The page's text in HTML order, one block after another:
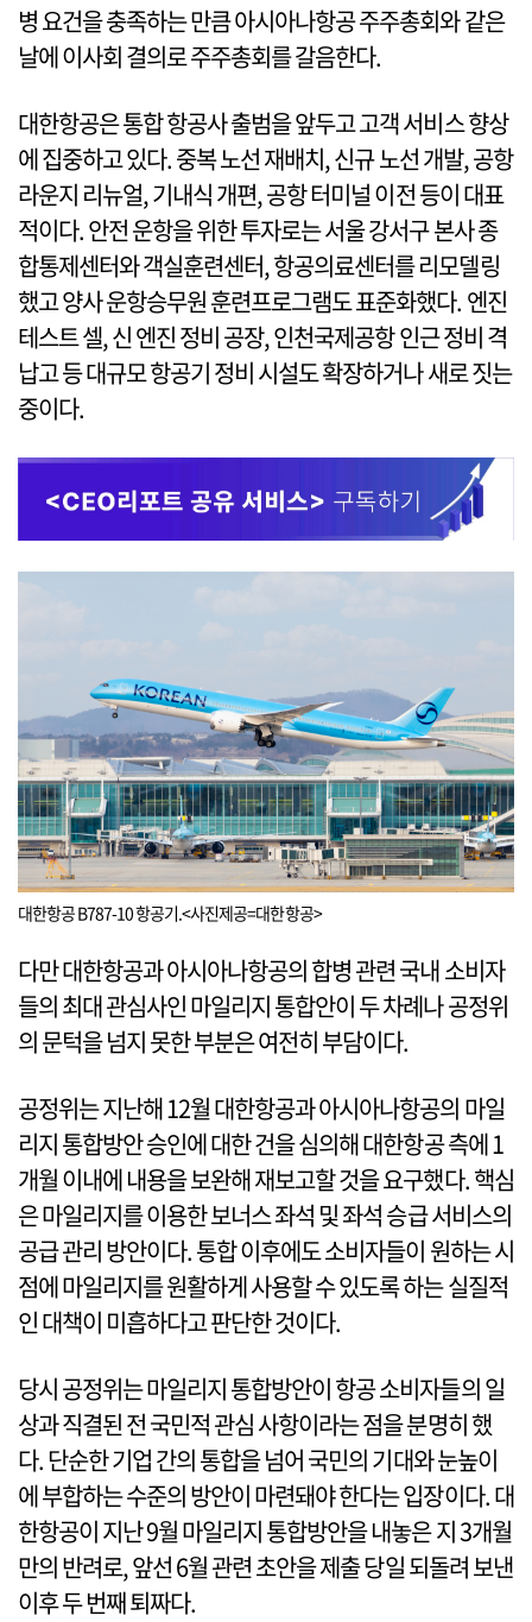
병 요건을 충족하는 만큼 아시아나항공 주주총회와 같은
날에 이사회 결의로 주주총회를 갈음한다.
대한항공은 통합 항공사 출범을 앞두고 고객 서비스 향상
에 집중하고 있다. 중복 노선 재배치, 신규 노선 개발, 공항
라운지 리뉴얼, 기내식 개편, 공항 터미널 이전 등이 대표
적이다. 안전 운항을 위한 투자로는 서울 강서구 본사 종
합통제센터와 객실훈련센터, 항공의료센터를 리모델링
했고 양사 운항승무원 훈련프로그램도 표준화했다. 엔진
테스트 셀, 신 엔진 정비 공장, 인천국제공항 인근 정비 격
납고 등 대규모 항공기 정비 시설도 확장하거나 새로 짓는
중이다.
대한항공 B787-10 항공기.<사진제공=대한항공>
다만 대한항공과 아시아나항공의 합병 관련 국내 소비자
들의 최대 관심사인 마일리지 통합안이 두 차례나 공정위
의 문턱을 넘지 못한 부분은 여전히 부담이다.
공정위는 지난해 12월 대한항공과 아시아나항공의 마일
리지 통합방안 승인에 대한 건을 심의해 대한항공 측에 1
개월 이내에 내용을 보완해 재보고할 것을 요구했다. 핵심
은 마일리지를 이용한 보너스 좌석 및 좌석 승급 서비스의
공급 관리 방안이다. 통합 이후에도 소비자들이 원하는 시
점에 마일리지를 원활하게 사용할 수 있도록 하는 실질적
인 대책이 미흡하다고 판단한 것이다.
당시 공정위는 마일리지 통합방안이 항공 소비자들의 일
상과 직결된 전 국민적 관심 사항이라는 점을 분명히 했
다. 단순한 기업 간의 통합을 넘어 국민의 기대와 눈높이
에 부합하는 수준의 방안이 마련돼야 한다는 입장이다. 대
한항공이 지난 9월 마일리지 통합방안을 내놓은 지 3개월
만의 반려로, 앞선 6월 관련 초안을 제출 당일 되돌려 보낸
이후 두 번째 퇴짜다.